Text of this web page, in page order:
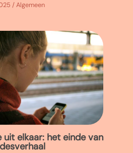
/Algemeen
uit elkaar: het einde van